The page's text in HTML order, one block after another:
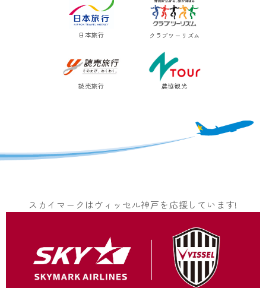
日本旅行 クラブツーリズム
読売旅行 農協観光
スカイマークはヴィッセル神戸を応援しています!